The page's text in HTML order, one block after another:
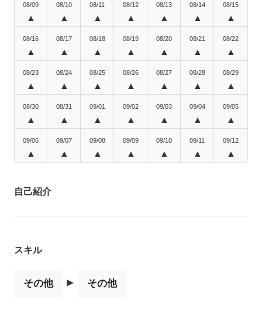
08/09
▲
08/10
▲
08/11
▲
08/12
▲
08/13
▲
08/14
▲
08/15
▲
08/16
▲
08/17
▲
08/18
▲
08/19
▲
08/20
▲
08/21
▲
08/22
▲
08/23
▲
08/24
▲
08/25
▲
08/26
▲
08/27
▲
08/28
▲
08/29
▲
08/30
▲
08/31
▲
09/01
▲
09/02
▲
09/03
▲
09/04
▲
09/05
▲
09/06
▲
09/07
▲
09/08
▲
09/09
▲
09/10
▲
09/11
▲
09/12
▲
自己紹介
スキル
その他 ▸ その他